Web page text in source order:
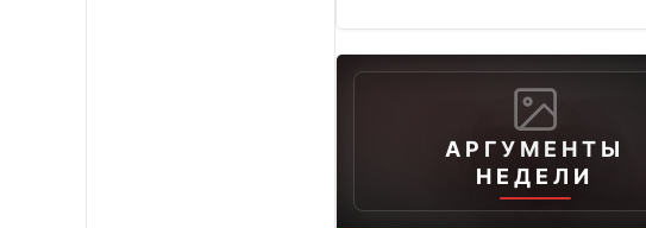
АРГУМЕНТЫ
НЕДЕЛИ